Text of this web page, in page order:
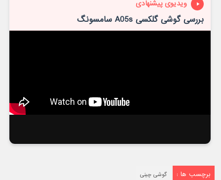
ویدیوی پیشنهادی
بررسی گوشی گلکسی A05s سامسونگ
برچسب ها : گوشی چینی